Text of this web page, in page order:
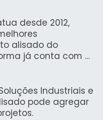
desde 2012,
alisado do
já conta com a
por soluções
Industriais e
pode agregar